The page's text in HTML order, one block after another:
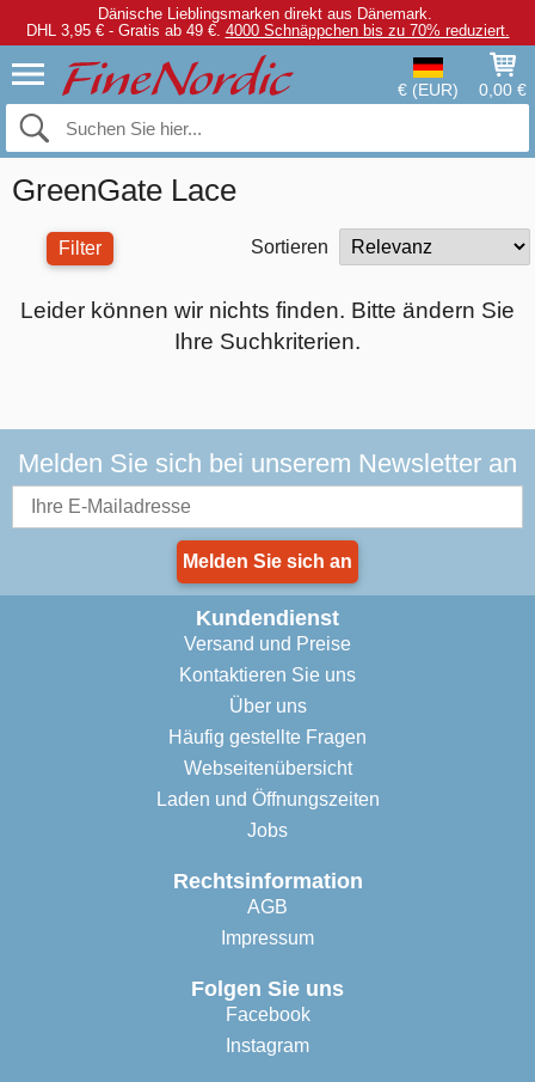
Dänische Lieblingsmarken direkt aus Dänemark.
DHL 3,95 € - Gratis ab 49 €. 4000 Schnäppchen bis zu 70% reduziert.
€ (EUR) 0,00 €
GreenGate Lace
Filter Sortieren
Leider können wir nichts finden. Bitte ändern Sie
Ihre Suchkriterien.
Melden Sie sich bei unserem Newsletter an
Melden Sie sich an
Kundendienst
Versand und Preise
Kontaktieren Sie uns
Über uns
Häufig gestellte Fragen
Webseitenübersicht
Laden und Öffnungszeiten
Jobs
Rechtsinformation
AGB
Impressum
Folgen Sie uns
Facebook
Instagram